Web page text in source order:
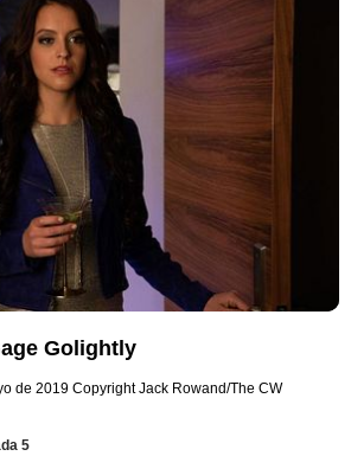
Golightly
de 2019 Copyright Jack Rowand/The CW
5